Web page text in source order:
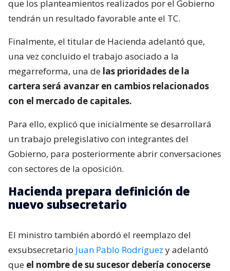
que los planteamientos realizados por el Gobierno
tendrán un resultado favorable ante el TC.
Finalmente, el titular de Hacienda adelantó que,
una vez concluido el trabajo asociado a la
megarreforma, una de las prioridades de la
cartera será avanzar en cambios relacionados
con el mercado de capitales.
Para ello, explicó que inicialmente se desarrollará
un trabajo prelegislativo con integrantes del
Gobierno, para posteriormente abrir conversaciones
con sectores de la oposición.
Hacienda prepara definición de
nuevo subsecretario
El ministro también abordó el reemplazo del
exsubsecretario Juan Pablo Rodríguez y adelantó
que el nombre de su sucesor debería conocerse